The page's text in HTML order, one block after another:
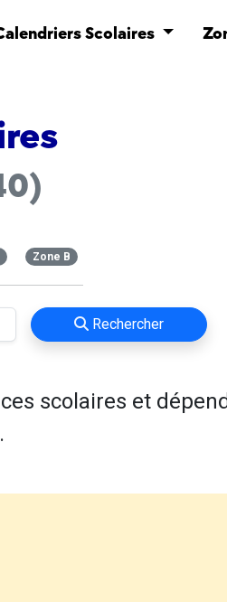
Scolaires
Zone B
Rechercher
scolaires et
.